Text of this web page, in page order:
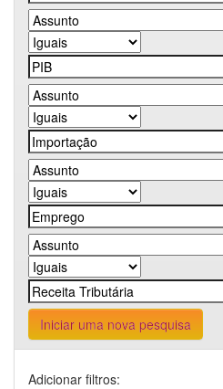
Iniciar uma nova pesquisa
Adicionar filtros: